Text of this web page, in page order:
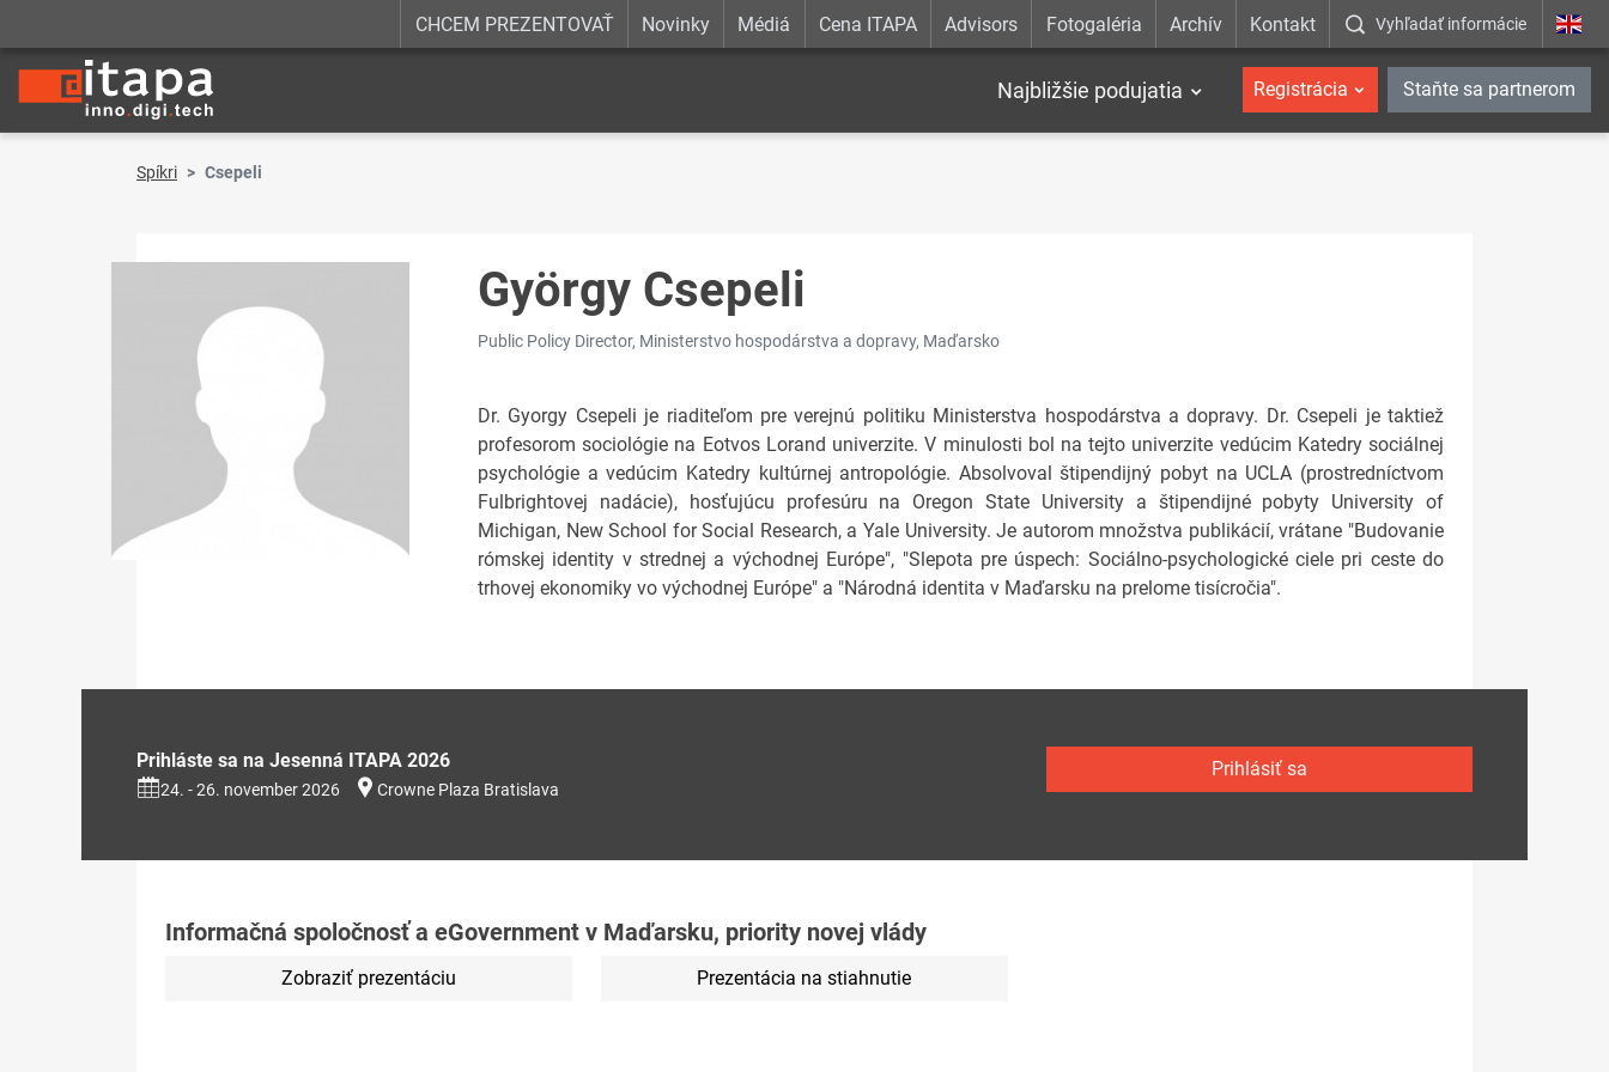
CHCEM PREZENTOVAŤ Novinky Médiá Cena ITAPA Advisors Fotogaléria Archív Kontakt Vyhľadať informácie
Najbližšie podujatia Registrácia Staňte sa partnerom
Spíkri Csepeli
György Csepeli
Public Policy Director, Ministerstvo hospodárstva a dopravy, Maďarsko
Dr. Gyorgy Csepeli je riaditeľom pre verejnú politiku Ministerstva hospodárstva a dopravy. Dr. Csepeli je taktiež
profesorom sociológie na Eotvos Lorand univerzite. V minulosti bol na tejto univerzite vedúcim Katedry sociálnej
psychológie a vedúcim Katedry kultúrnej antropológie. Absolvoval štipendijný pobyt na UCLA (prostredníctvom
Fulbrightovej nadácie), hosťujúcu profesúru na Oregon State University a štipendijné pobyty University of
Michigan, New School for Social Research, a Yale University. Je autorom množstva publikácií, vrátane "Budovanie
rómskej identity v strednej a východnej Európe", "Slepota pre úspech: Sociálno-psychologické ciele pri ceste do
trhovej ekonomiky vo východnej Európe" a "Národná identita v Maďarsku na prelome tisícročia".
Prihláste sa na Jesenná ITAPA 2026
24. - 26. november 2026 Crowne Plaza Bratislava
Prihlásiť sa
Informačná spoločnosť a eGovernment v Maďarsku, priority novej vlády
Zobraziť prezentáciu Prezentácia na stiahnutie